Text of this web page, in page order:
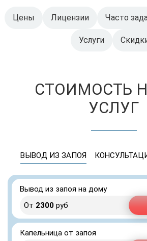
Цены Лицензии Часто
Услуги
СТОИМОСТЬ
УСЛУГ
ВЫВОД ИЗ ЗАПОЯ
Вывод из запоя на дому
От 2300 руб
Капельница от запоя